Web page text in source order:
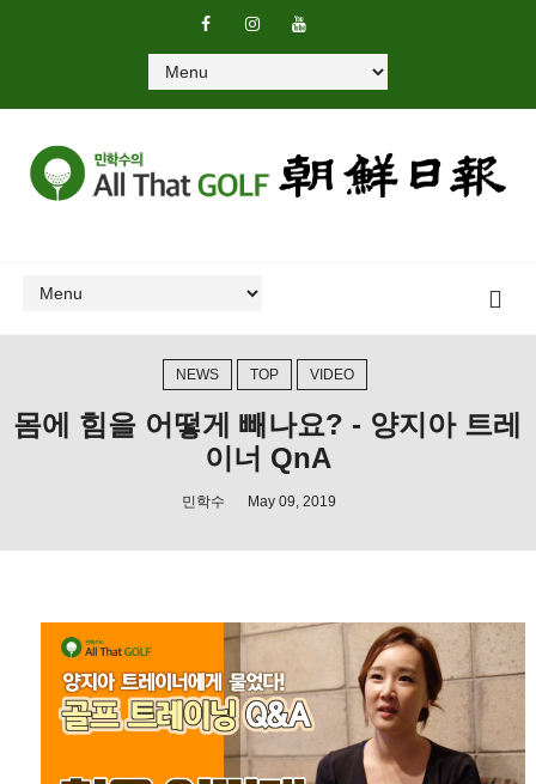
NEWS TOP VIDEO
몸에 힘을 어떻게 빼나요? - 양지아 트레
이너 QnA
민학수 May 09, 2019